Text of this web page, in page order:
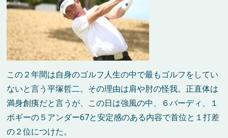
この２年間は自身のゴルフ人生の中で最もゴルフをしてい
ないと言う平塚哲二。その理由は肩や肘の怪我。正直体は
満身創痍だと言うが、この日は強風の中、６バーディ、１
ボギーの５アンダー67と安定感のある内容で首位と１打差
の２位につけた。